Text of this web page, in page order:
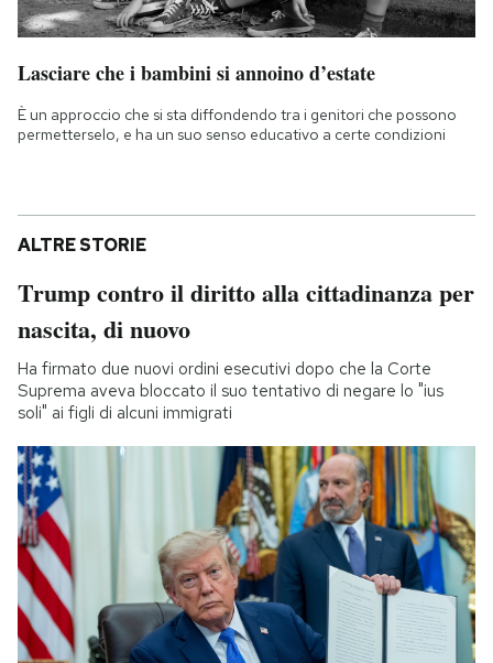
Lasciare che i bambini si annoino d’estate
È un approccio che si sta diffondendo tra i genitori che possono
permetterselo, e ha un suo senso educativo a certe condizioni
ALTRE STORIE
Trump contro il diritto alla cittadinanza per
nascita, di nuovo
Ha firmato due nuovi ordini esecutivi dopo che la Corte
Suprema aveva bloccato il suo tentativo di negare lo "ius
soli" ai figli di alcuni immigrati